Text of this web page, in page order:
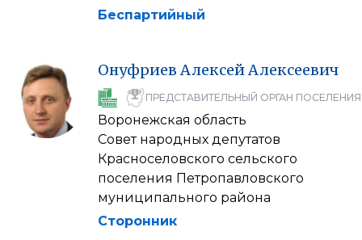
Беспартийный
Онуфриев АлексейАлексеевич
ПРЕДСТАВИТЕЛЬНЫЙ ОРГАН ПОСЕЛЕНИЯ
Воронежская область
Совет народных депутатов
Красноселовского сельского
поселения Петропавловского
муниципального района
Сторонник